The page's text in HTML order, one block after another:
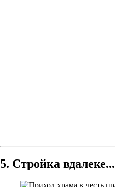
5. Стройка вдалеке...